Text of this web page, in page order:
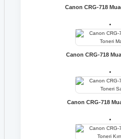
Canon CRG-718
Canon CRG-718
Canon CRG-718